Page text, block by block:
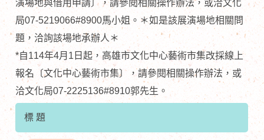
演場地與借用申請〕，請參閱相關操作辦法，或洽文化
局07-5219066#8900馬小姐。＊如是該展演場地相關問
題，洽詢該場地承辦人＊
*自114年4月1日起，高雄市文化中心藝術市集改採線上
報名〔文化中心藝術市集〕，請參閱相關操作辦法，或
洽文化局07-2225136#8910郭先生。
標 題